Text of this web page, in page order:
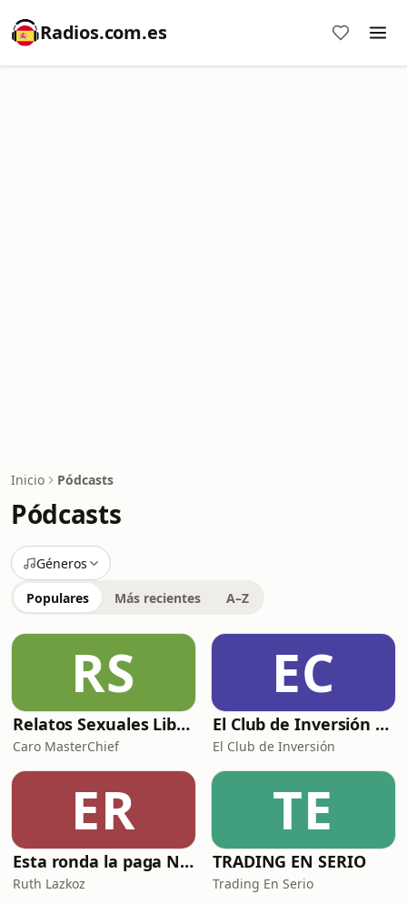
Radios.com.es
Inicio Pódcasts
Pódcasts
Géneros
Populares Más recientes A–Z
RS
Relatos Sexuales Liberales
Caro MasterChief
EC
El Club de Inversión podcast
El Club de Inversión
ER
Esta ronda la paga Newton
Ruth Lazkoz
TE
TRADING EN SERIO
Trading En Serio